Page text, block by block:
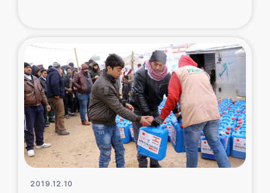
民際教育
食べる
トルコ・シリア地震被災者支援
デニヤヤ小規模紅茶農家支援
2019.12.10